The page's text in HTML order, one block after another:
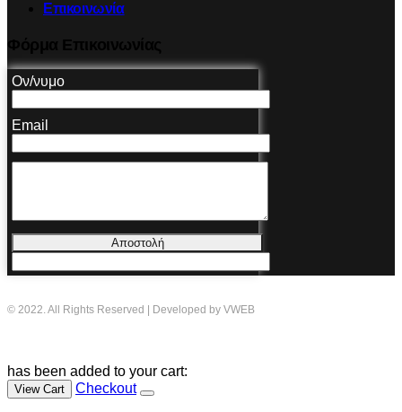
Επικοινωνία
Ον/νυμο
Email
Αποστολή
© 2022. All Rights Reserved | Developed by VWEB
has been added to your cart:
View Cart Checkout